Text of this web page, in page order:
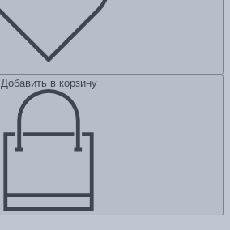
Добавить в корзину